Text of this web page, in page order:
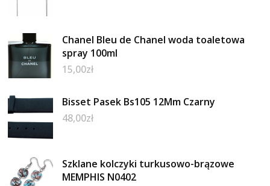
Chanel Bleu de Chanel woda toaletowa
spray 100ml
15,00zł
Bisset Pasek Bs105 12Mm Czarny
48,00zł
Szklane kolczyki turkusowo-brązowe
MEMPHIS N0402